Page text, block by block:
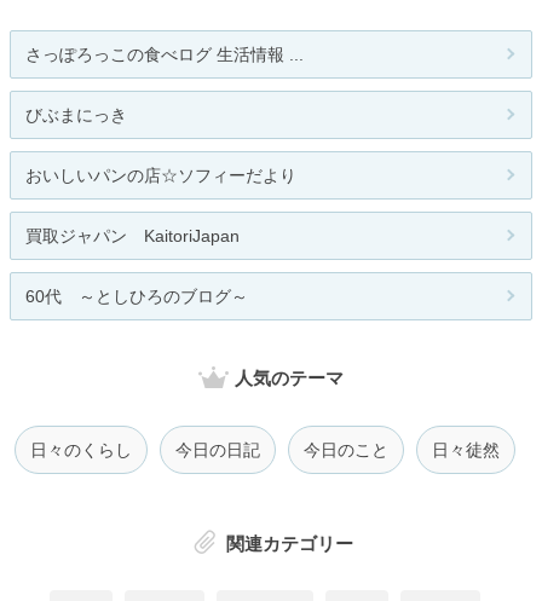
さっぽろっこの食べログ 生活情報 ...
びぶまにっき
おいしいパンの店☆ソフィーだより
買取ジャパン KaitoriJapan
60代 ～としひろのブログ～
人気のテーマ
日々のくらし 今日の日記 今日のこと 日々徒然
関連カテゴリー